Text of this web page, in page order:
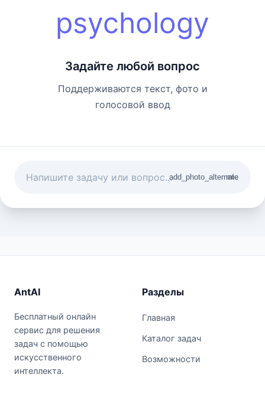
psychology
Задайте любой вопрос
Поддерживаются текст, фото и
голосовой ввод
add_photo_alternate
mic
AntAI
Бесплатный онлайн
сервис для решения
задач с помощью
искусственного
интеллекта.
Разделы
Главная
Каталог задач
Возможности